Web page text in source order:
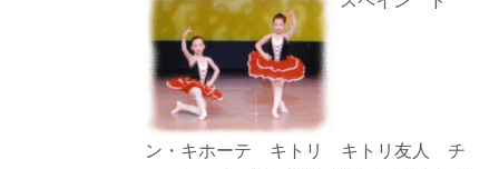
ン・キホーテ キトリ キトリ友人 チ